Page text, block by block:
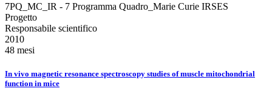
7PQ_MC_IR - 7 Programma Quadro_Marie Curie IRSES
Progetto
Responsabile scientifico
2010
48 mesi
In vivo magnetic resonance spectroscopy studies of muscle mitochondrial
function in mice